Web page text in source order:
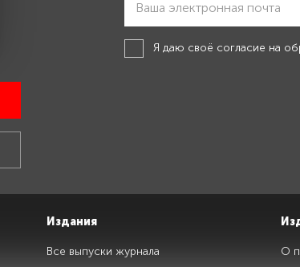
Я даю своё согласие на
Издания
Все выпуски журнала
О